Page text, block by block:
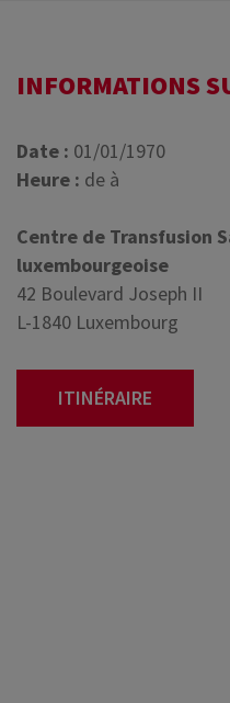
INFORMATIONS
Date : 01/01/1970
Heure : de à
Centre de Transfusion
luxembourgeoise
42 Boulevard Joseph II
L-1840 Luxembourg
ITINÉRAIRE